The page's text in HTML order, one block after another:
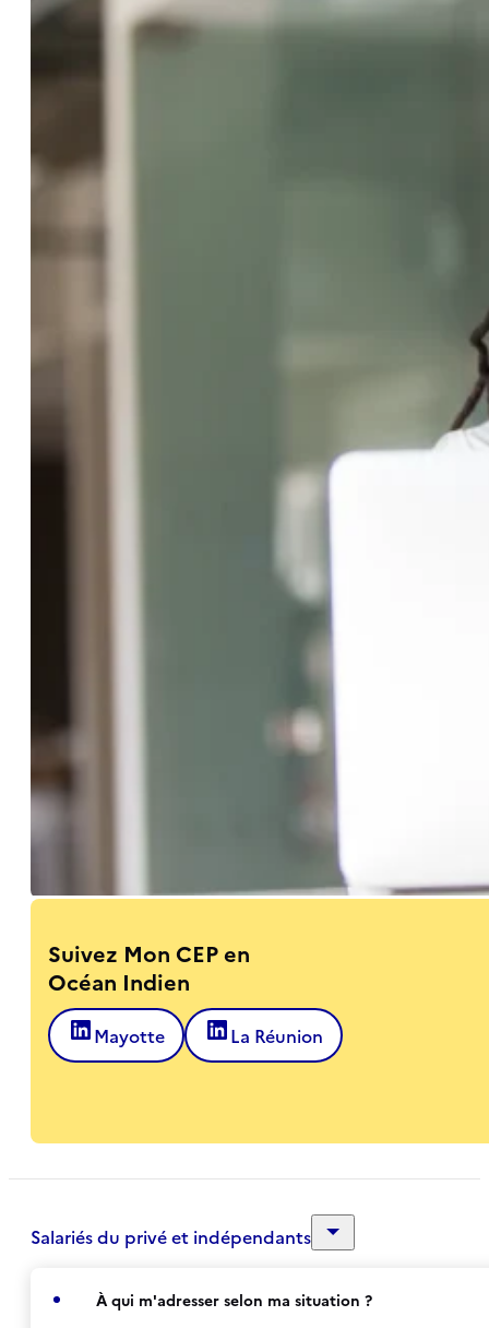
Suivez Mon CEP en
Océan Indien
Mayotte La Réunion
Salariés du privé et indépendants
À qui m'adresser selon ma situation ?